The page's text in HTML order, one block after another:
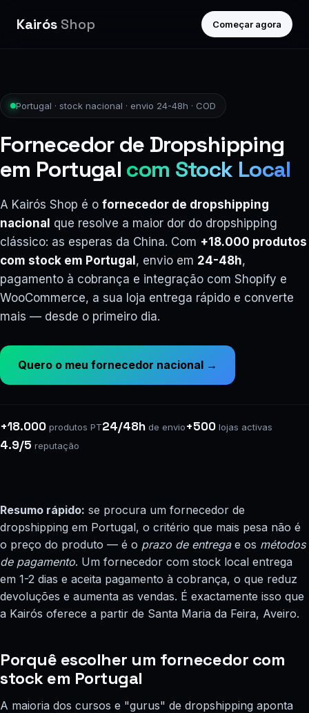
Kairós Shop Começar agora
Portugal · stock nacional · envio 24-48h · COD
Fornecedor de Dropshipping
em Portugal com Stock Local
A Kairós Shop é o fornecedor de dropshipping
nacional que resolve a maior dor do dropshipping
clássico: as esperas da China. Com +18.000 produtos
com stock em Portugal , envio em 24-48h,
pagamento à cobrança e integração com Shopify e
WooCommerce, a sua loja entrega rápido e converte
mais — desde o primeiro dia.
Quero o meu fornecedor nacional →
+18.000 produtos PT24/48h de envio+500 lojas activas
4.9/5 reputação
Resumo rápido: se procura um fornecedor de
dropshipping em Portugal, o critério que mais pesa não é
o preço do produto — é o prazo de entregae os métodos
de pagamento. Um fornecedor com stock local entrega
em 1-2 dias e aceita pagamento à cobrança, o que reduz
devoluções e aumenta as vendas. É exactamente isso que
a Kairós oferece a partir de Santa Maria da Feira, Aveiro.
Porquê escolher um fornecedor com
stock em Portugal
A maioria dos cursos e "gurus" de dropshipping aponta